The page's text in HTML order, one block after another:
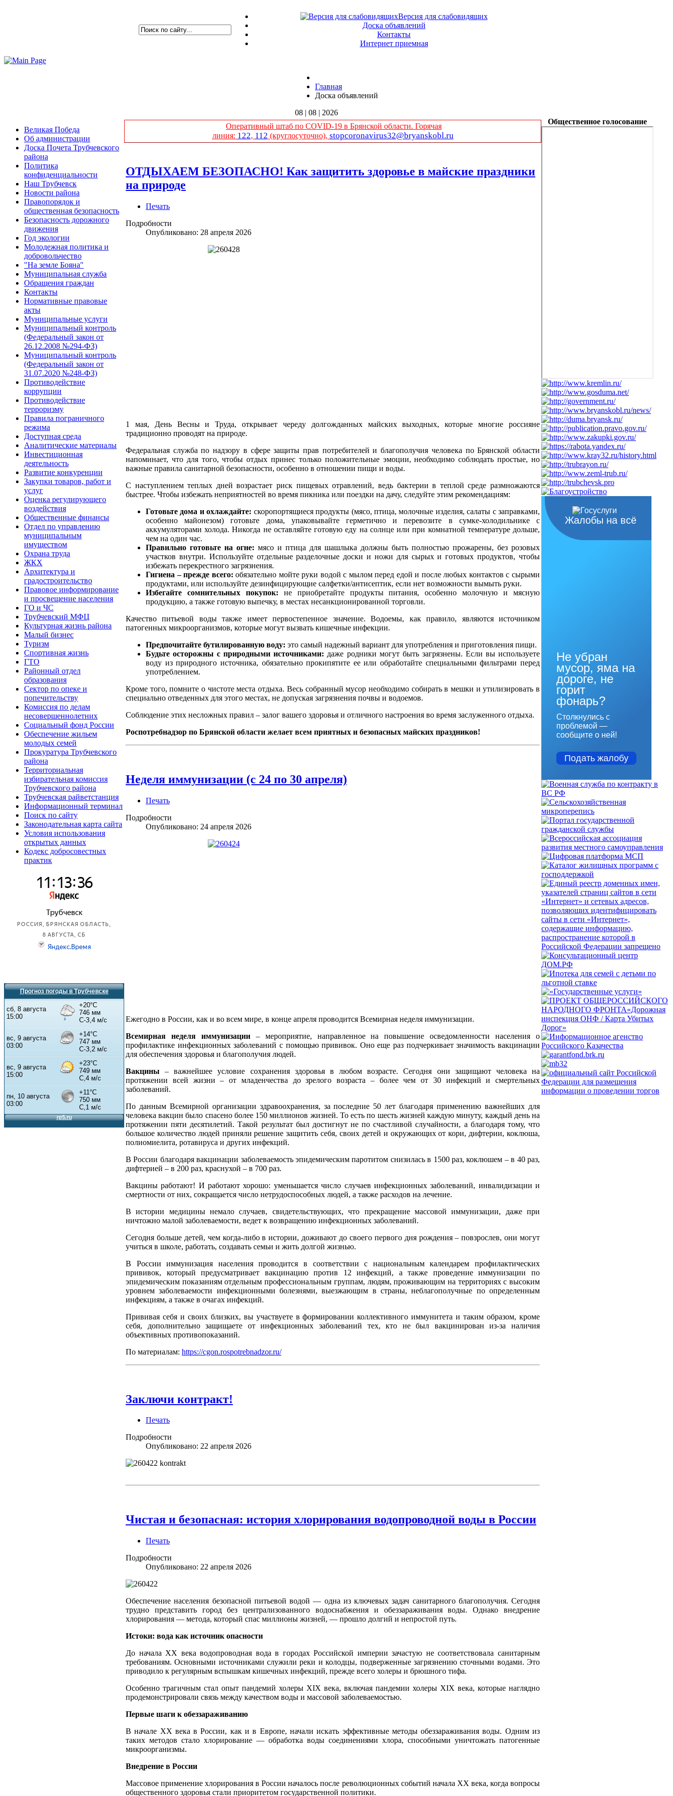
Версия для слабовидящих
Доска объявлений
Контакты
Интернет приемная
Главная
Доска объявлений
08 | 08 | 2026
Великая Победа
Об администрации
Доска Почета Трубчевского
района
Политика
конфиденциальности
Наш Трубчевск
Новости района
Правопорядок и
общественная безопасность
Безопасность дорожного
движения
Год экологии
Молодежная политика и
добровольчество
"На земле Бояна"
Муниципальная служба
Обращения граждан
Контакты
Нормативные правовые
акты
Муниципальные услуги
Муниципальный контроль
(Федеральный закон от
26.12.2008 №294-ФЗ)
Муниципальный контроль
(Федеральный закон от
31.07.2020 №248-ФЗ)
Противодействие
коррупции
Противодействие
терроризму
Правила пограничного
режима
Доступная среда
Аналитические материалы
Инвестиционная
деятельность
Развитие конкуренции
Закупки товаров, работ и
услуг
Оценка регулирующего
воздействия
Общественные финансы
Отдел по управлению
муниципальным
имуществом
Охрана труда
ЖКХ
Архитектура и
градостроительство
Правовое информирование
и просвещение населения
ГО и ЧС
Трубчевский МФЦ
Культурная жизнь района
Малый бизнес
Туризм
Спортивная жизнь
ГТО
Районный отдел
образования
Сектор по опеке и
попечительству
Комиссия по делам
несовершеннолетних
Социальный фонд России
Обеспечение жильем
молодых семей
Прокуратура Трубчевского
района
Территориальная
избирательная комиссия
Трубчевского района
Трубчевская райветстанция
Информационный терминал
Поиск по сайту
Законодательная карта сайта
Условия использования
открытых данных
Кодекс добросовестных
практик
Прогноз погоды в Трубчевске
Оперативный штаб по COVID-19 в Брянской области. Горячая
линия: 122, 112 (круглосуточно), stopcoronavirus32@bryanskobl.ru
ОТДЫХАЕМ БЕЗОПАСНО! Как защитить здоровье в майские праздники
на природе
Печать
Подробности
Опубликовано: 28 апреля 2026
1 мая, День Весны и Труда, открывает череду долгожданных майских выходных, которые многие россияне
традиционно проводят на природе.
Федеральная служба по надзору в сфере защиты прав потребителей и благополучия человека по Брянской области
напоминает, что для того, чтобы отдых принес только положительные эмоции, необходимо соблюдать простые, но
важные правила санитарной безопасности, особенно в отношении пищи и воды.
С наступлением теплых дней возрастает риск пищевых отравлений, ведь бактерии в теплой среде размножаются
быстрее. Чтобы избежать неприятностей во время пикника или поездки на дачу, следуйте этим рекомендациям:
Готовьте дома и охлаждайте: скоропортящиеся продукты (мясо, птица, молочные изделия, салаты с заправками,
особенно майонезом) готовьте дома, упаковывайте герметично и перевозите в сумке-холодильнике с
аккумуляторами холода. Никогда не оставляйте готовую еду на солнце или при комнатной температуре дольше,
чем на один час.
Правильно готовьте на огне: мясо и птица для шашлыка должны быть полностью прожарены, без розовых
участков внутри. Используйте отдельные разделочные доски и ножи для сырых и готовых продуктов, чтобы
избежать перекрестного загрязнения.
Гигиена – прежде всего: обязательно мойте руки водой с мылом перед едой и после любых контактов с сырыми
продуктами, или используйте дезинфицирующие салфетки/антисептик, если нет возможности вымыть руки.
Избегайте сомнительных покупок: не приобретайте продукты питания, особенно молочную и мясную
продукцию, а также готовую выпечку, в местах несанкционированной торговли.
Качество питьевой воды также имеет первостепенное значение. Водоемы, как правило, являются источником
патогенных микроорганизмов, которые могут вызвать кишечные инфекции.
Предпочитайте бутилированную воду: это самый надежный вариант для употребления и приготовления пищи.
Будьте осторожны с природными источниками: даже родники могут быть загрязнены. Если вы используете
воду из природного источника, обязательно прокипятите ее или обработайте специальными фильтрами перед
употреблением.
Кроме того, помните о чистоте места отдыха. Весь собранный мусор необходимо собирать в мешки и утилизировать в
специально отведенных для этого местах, не допуская загрязнения почвы и водоемов.
Соблюдение этих несложных правил – залог вашего здоровья и отличного настроения во время заслуженного отдыха.
Роспотребнадзор по Брянской области желает всем приятных и безопасных майских праздников!
Неделя иммунизации (с 24 по 30 апреля)
Печать
Подробности
Опубликовано: 24 апреля 2026
Ежегодно в России, как и во всем мире, в конце апреля проводится Всемирная неделя иммунизации.
Всемирная неделя иммунизации– мероприятие, направленное на повышение осведомленности населения о
профилактике инфекционных заболеваний с помощью прививок. Оно еще раз подчеркивает значимость вакцинации
для обеспечения здоровья и благополучия людей.
Вакцины – важнейшее условие сохранения здоровья в любом возрасте. Сегодня они защищают человека на
протяжении всей жизни – от младенчества до зрелого возраста – более чем от 30 инфекций и смертельных
заболеваний.
По данным Всемирной организации здравоохранения, за последние 50 лет благодаря применению важнейших для
человека вакцин было спасено более 150 миллионов жизней. То есть по шесть жизней каждую минуту, каждый день на
протяжении пяти десятилетий. Такой результат был достигнут не по счастливой случайности, а благодаря тому, что
большое количество людей приняли решение защитить себя, своих детей и окружающих от кори, дифтерии, коклюша,
полиомиелита, ротавируса и других инфекций.
В России благодаря вакцинации заболеваемость эпидемическим паротитом снизилась в 1500 раз, коклюшем – в 40 раз,
дифтерией – в 200 раз, краснухой – в 700 раз.
Вакцины работают! И работают хорошо: уменьшается число случаев инфекционных заболеваний, инвалидизации и
смертности от них, сокращается число нетрудоспособных людей, а также расходов на лечение.
В истории медицины немало случаев, свидетельствующих, что прекращение массовой иммунизации, даже при
ничтожно малой заболеваемости, ведет к возвращению инфекционных заболеваний.
Сегодня больше детей, чем когда-либо в истории, доживают до своего первого дня рождения – повзрослев, они могут
учиться в школе, работать, создавать семьи и жить долгой жизнью.
В России иммунизация населения проводится в соответствии с национальным календарем профилактических
прививок, который предусматривает вакцинацию против 12 инфекций, а также проведение иммунизации по
эпидемическим показаниям отдельным профессиональным группам, людям, проживающим на территориях с высоким
уровнем заболеваемости инфекционными болезнями, выезжающим в страны, неблагополучные по определенным
инфекциям, а также в очагах инфекций.
Прививая себя и своих близких, вы участвуете в формировании коллективного иммунитета и таким образом, кроме
себя, дополнительно защищаете от инфекционных заболеваний тех, кто не был вакцинирован из-за наличия
объективных противопоказаний.
По материалам: https://cgon.rospotrebnadzor.ru/
Заключи контракт!
Печать
Подробности
Опубликовано: 22 апреля 2026
Чистая и безопасная: история хлорирования водопроводной воды в России
Печать
Подробности
Опубликовано: 22 апреля 2026
Обеспечение населения безопасной питьевой водой — одна из ключевых задач санитарного благополучия. Сегодня
трудно представить город без централизованного водоснабжения и обеззараживания воды. Однако внедрение
хлорирования — метода, который спас миллионы жизней, — прошло долгий и непростой путь.
Истоки: вода как источник опасности
До начала XX века водопроводная вода в городах Российской империи зачастую не соответствовала санитарным
требованиям. Основными источниками служили реки и колодцы, подверженные загрязнению сточными водами. Это
приводило к регулярным вспышкам кишечных инфекций, прежде всего холеры и брюшного тифа.
Особенно трагичным стал опыт пандемий холеры XIX века, включая пандемии холеры XIX века, которые наглядно
продемонстрировали связь между качеством воды и массовой заболеваемостью.
Первые шаги к обеззараживанию
В начале XX века в России, как и в Европе, начали искать эффективные методы обеззараживания воды. Одним из
таких методов стало хлорирование — обработка воды соединениями хлора, способными уничтожать патогенные
микроорганизмы.
Внедрение в России
Массовое применение хлорирования в России началось после революционных событий начала XX века, когда вопросы
общественного здоровья стали приоритетом государственной политики.
Общественное голосование
Жалобы на всё
Не убран
мусор, яма на
дороге, не
горит
фонарь?
Столкнулись с
проблемой —
сообщите о ней!
Подать жалобу